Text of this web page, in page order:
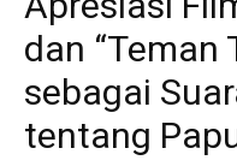
dan “Teman
sebagai
tentang